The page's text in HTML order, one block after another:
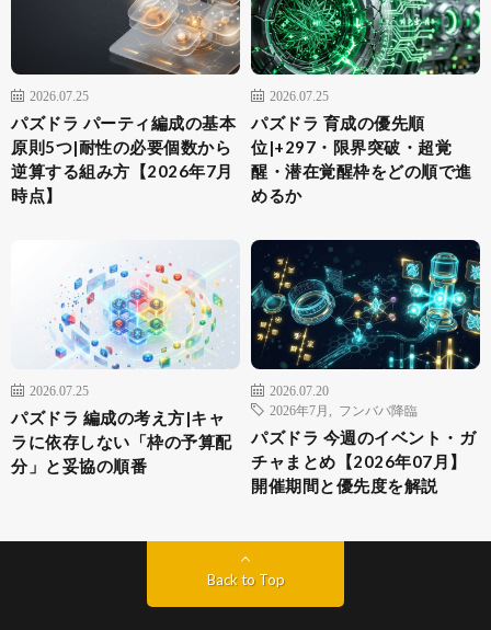
2026.07.25
パズドラ パーティ編成の基本
原則5つ|耐性の必要個数から
逆算する組み方【2026年7月
時点】
2026.07.25
パズドラ 育成の優先順
位|+297・限界突破・超覚
醒・潜在覚醒枠をどの順で進
めるか
2026.07.25
パズドラ 編成の考え方|キャ
ラに依存しない「枠の予算配
分」と妥協の順番
2026.07.20
2026年7月
フンババ降臨
パズドラ 今週のイベント・ガ
チャまとめ【2026年07月】
開催期間と優先度を解説
Back to Top